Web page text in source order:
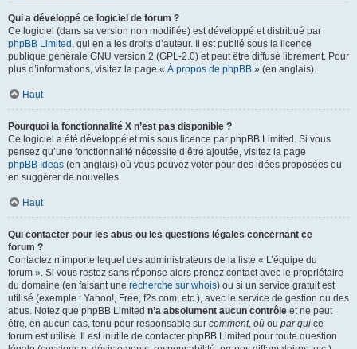
Qui a développé ce logiciel de forum ?
Ce logiciel (dans sa version non modifiée) est développé et distribué par
phpBB Limited , qui en a les droits d’auteur. Il est publié sous la licence
publique générale GNU version 2 (GPL-2.0) et peut être diffusé librement. Pour
plus d’informations, visitez la page « À propos de phpBB » (en anglais).
Haut
Pourquoi la fonctionnalité X n’est pas disponible ?
Ce logiciel a été développé et mis sous licence par phpBB Limited. Si vous
pensez qu’une fonctionnalité nécessite d’être ajoutée, visitez la page
phpBB Ideas (en anglais) où vous pouvez voter pour des idées proposées ou
en suggérer de nouvelles.
Haut
Qui contacter pour les abus ou les questions légales concernant ce
forum ?
Contactez n’importe lequel des administrateurs de la liste « L’équipe du
forum ». Si vous restez sans réponse alors prenez contact avec le propriétaire
du domaine (en faisant une recherche sur whois) ou si un service gratuit est
utilisé (exemple : Yahoo!, Free, f2s.com, etc.), avec le service de gestion ou des
abus. Notez que phpBB Limited n’a absolument aucun contrôle et ne peut
être, en aucun cas, tenu pour responsable sur comment, où ou par qui ce
forum est utilisé. Il est inutile de contacter phpBB Limited pour toute question